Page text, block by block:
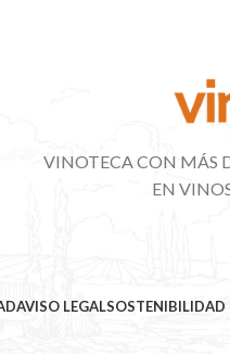
VINOTECA CON MÁS
EN
AVISO LEGALSOSTENIBILIDAD